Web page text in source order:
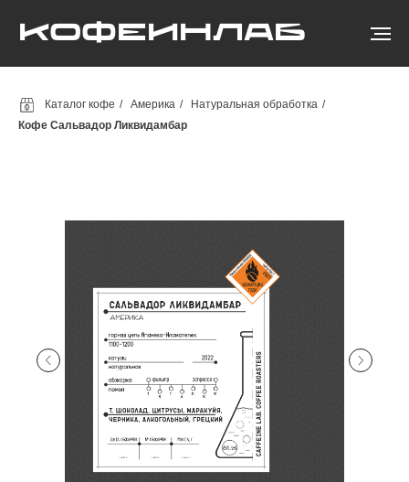
КОФЕИНЛАБ
Каталог кофе / Америка / Натуральная обработка /
Кофе Сальвадор Ликвидамбар